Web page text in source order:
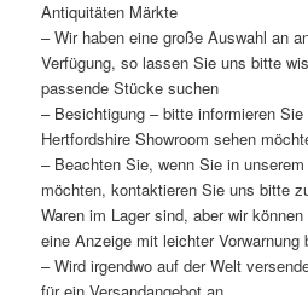
Antiquitäten Märkte
– Wir haben eine große Auswahl an
Verfügung, so lassen Sie uns bitte
passende Stücke suchen
– Besichtigung – bitte informieren
Hertfordshire Showroom sehen
– Beachten Sie, wenn Sie in
möchten, kontaktieren Sie uns bitte
Waren im Lager sind, aber wir
eine Anzeige mit leichter Vorwarnung
– Wird irgendwo auf der Welt